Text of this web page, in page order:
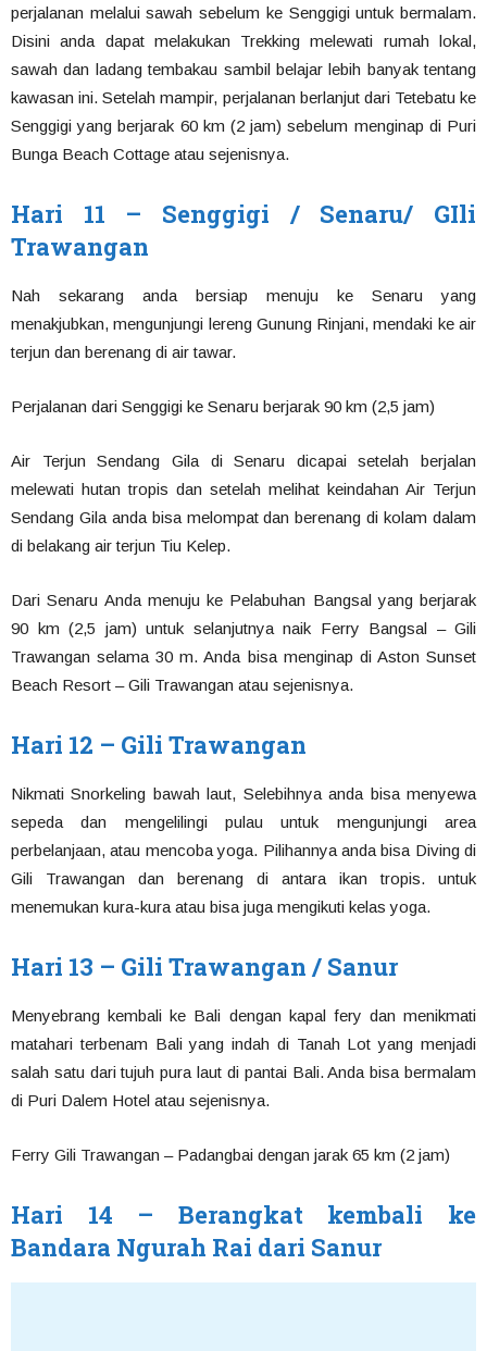
perjalanan melalui sawah sebelum ke Senggigi untuk bermalam.
Disini anda dapat melakukan Trekking melewati rumah lokal,
sawah dan ladang tembakau sambil belajar lebih banyak tentang
kawasan ini. Setelah mampir, perjalanan berlanjut dari Tetebatu ke
Senggigi yang berjarak 60 km (2 jam) sebelum menginap di Puri
Bunga Beach Cottage atau sejenisnya.
Hari 11 – Senggigi / Senaru/ GIli
Trawangan
Nah sekarang anda bersiap menuju ke Senaru yang
menakjubkan, mengunjungi lereng Gunung Rinjani, mendaki ke air
terjun dan berenang di air tawar.
Perjalanan dari Senggigi ke Senaru berjarak 90 km (2,5 jam)
Air Terjun Sendang Gila di Senaru dicapai setelah berjalan
melewati hutan tropis dan setelah melihat keindahan Air Terjun
Sendang Gila anda bisa melompat dan berenang di kolam dalam
di belakang air terjun Tiu Kelep.
Dari Senaru Anda menuju ke Pelabuhan Bangsal yang berjarak
90 km (2,5 jam) untuk selanjutnya naik Ferry Bangsal – Gili
Trawangan selama 30 m. Anda bisa menginap di Aston Sunset
Beach Resort – Gili Trawangan atau sejenisnya.
Hari 12 – Gili Trawangan
Nikmati Snorkeling bawah laut, Selebihnya anda bisa menyewa
sepeda dan mengelilingi pulau untuk mengunjungi area
perbelanjaan, atau mencoba yoga. Pilihannya anda bisa Diving di
Gili Trawangan dan berenang di antara ikan tropis. untuk
menemukan kura-kura atau bisa juga mengikuti kelas yoga.
Hari 13 – Gili Trawangan / Sanur
Menyebrang kembali ke Bali dengan kapal fery dan menikmati
matahari terbenam Bali yang indah di Tanah Lot yang menjadi
salah satu dari tujuh pura laut di pantai Bali. Anda bisa bermalam
di Puri Dalem Hotel atau sejenisnya.
Ferry Gili Trawangan – Padangbai dengan jarak 65 km (2 jam)
Hari 14 – Berangkat kembali ke
Bandara Ngurah Rai dari Sanur